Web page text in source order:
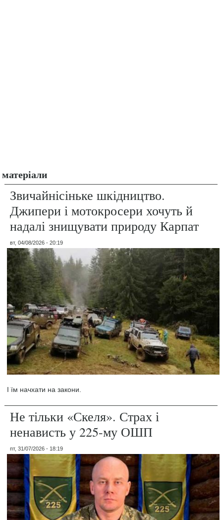
матеріали
Звичайнісіньке шкідництво.
Джипери і мотокросери хочуть й
надалі знищувати природу Карпат
вт, 04/08/2026 - 20:19
І їм начхати на закони.
Не тільки «Скеля». Страх і
ненависть у 225-му ОШП
пт, 31/07/2026 - 18:19